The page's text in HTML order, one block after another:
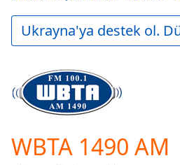
Play
Video
Backward
Skip
Forward
Current
Time0:00
Ukrayna'ya destek ol.
WBTA 1490 AM